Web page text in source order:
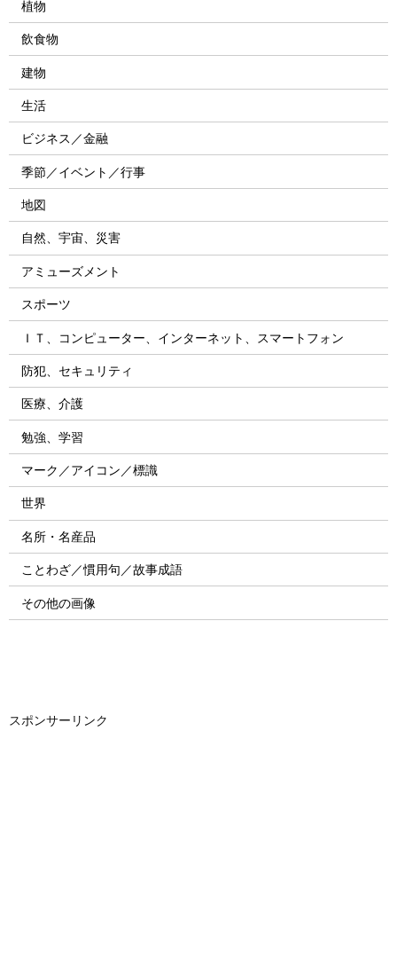
植物
飲食物
建物
生活
ビジネス／金融
季節／イベント／行事
地図
自然、宇宙、災害
アミューズメント
スポーツ
ＩＴ、コンピューター、インターネット、スマートフォン
防犯、セキュリティ
医療、介護
勉強、学習
マーク／アイコン／標識
世界
名所・名産品
ことわざ／慣用句／故事成語
その他の画像
スポンサーリンク